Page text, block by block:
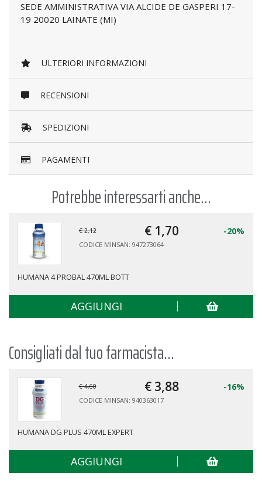
SEDE AMMINISTRATIVA VIA ALCIDE DE GASPERI 17-
19 20020 LAINATE (MI)
ULTERIORI INFORMAZIONI
RECENSIONI
SPEDIZIONI
PAGAMENTI
Potrebbe interessarti anche...
€ 2,40 € 1,77 -26%
CODICE MINSAN: 985825088
MIO LATTE CRESCITA CLASS 500ML
AGGIUNGI
Consigliati dal tuo farmacista...
€ 4,60 € 3,88 -16%
CODICE MINSAN: 940363017
HUMANA DG PLUS 470ML EXPERT
AGGIUNGI